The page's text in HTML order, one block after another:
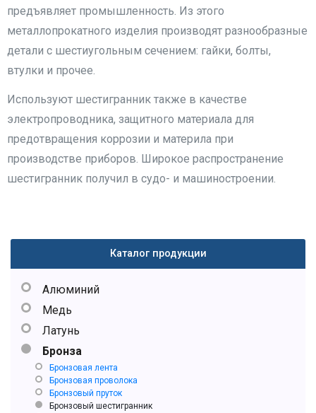
предъявляет промышленность. Из этого
металлопрокатного изделия производят разнообразные
детали с шестиугольным сечением: гайки, болты,
втулки и прочее.
Используют шестигранник также в качестве
электропроводника, защитного материала для
предотвращения коррозии и материла при
производстве приборов. Широкое распространение
шестигранник получил в судо- и машиностроении.
Каталог продукции
Алюминий
Медь
Латунь
Бронза
Бронзовая лента
Бронзовая проволока
Бронзовый пруток
Бронзовый шестигранник